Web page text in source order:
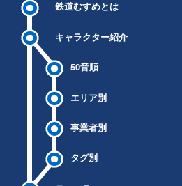
鉄道むすめとは
キャラクター紹介
50音順
エリア別
事業者別
タグ別